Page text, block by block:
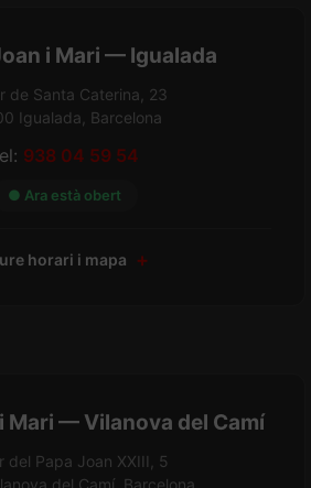
i Mari — Igualada
de Santa Caterina, 23
Igualada, Barcelona
938 04 59 54
● Ara està obert
horari i mapa
Mari — Vilanova del Camí
del Papa Joan XXIII, 5
del Camí, Barcelona